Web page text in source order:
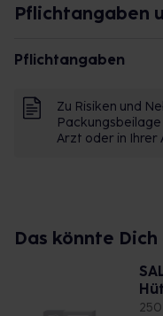
Pflichtangaben
Pflichtangaben
Zu Risiken und
Arzt oder in Ihrer
Das könnte
250